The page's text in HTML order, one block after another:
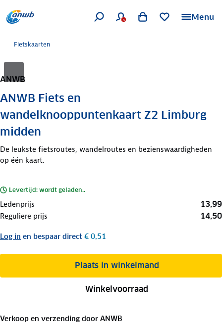
Menu
Fietskaarten
ANWB
ANWB Fiets en
wandelknooppuntenkaart Z2 Limburg
midden
De leukste fietsroutes, wandelroutes en bezienswaardigheden
op één kaart.
Levertijd: wordt geladen..
Ledenprijs 13,99
Reguliere prijs 14,50
Log in en bespaar direct € 0,51
Plaats in winkelmand
Winkelvoorraad
Verkoop en verzending door ANWB